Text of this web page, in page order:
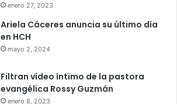
enero 27, 2023
Ariela Cáceres anuncia su último día
en HCH
mayo 2, 2024
Filtran vídeo íntimo de la pastora
evangélica Rossy Guzmán
enero 8, 2023